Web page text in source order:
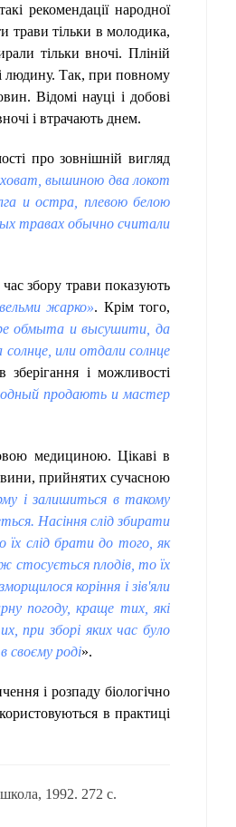
рекомендації народної
трави тільки в молодика,
тільки вночі. Пліній
людину. Так, при повному
Відомі науці і добові
і втрачають днем.
про зовнішній вигляд
вышиною два локот
и остра, плевою белою
травах обычно считали
збору трави показують
жарко». Крім того,
обмыта и высушити, да
или отдали солнце
зберігання і можливості
продають и мастер
медициною. Цікаві в
прийнятих сучасною
і залишиться в такому
Насіння слід збирати
їх слід брати до того, як
стосується плодів, то їх
коріння і зів'яли
погоду, краще тих, які
при зборі яких час було
своєму роді».
і розпаду біологічно
в практиці
1992. 272 с.